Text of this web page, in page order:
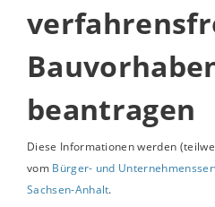
beantragen
Diese Informationen werden
vom Bürger- und
Sachsen-Anhalt.